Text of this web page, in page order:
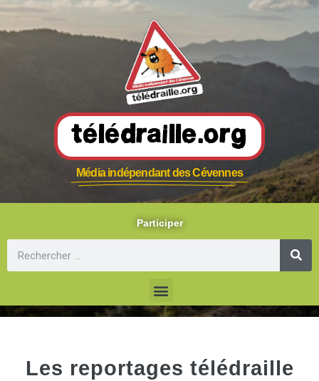
Télédraille.org
Média indépendant des Cévennes
Participer
Les reportages télédraille